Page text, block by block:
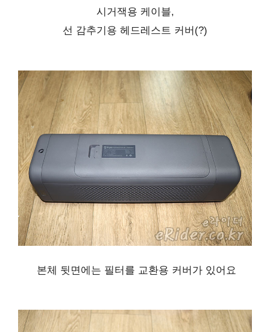
시거잭용 케이블,
선 감추기용 헤드레스트 커버(?)
본체 뒷면에는 필터를 교환용 커버가 있어요